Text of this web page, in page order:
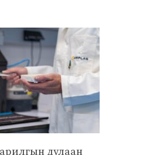
дулаан